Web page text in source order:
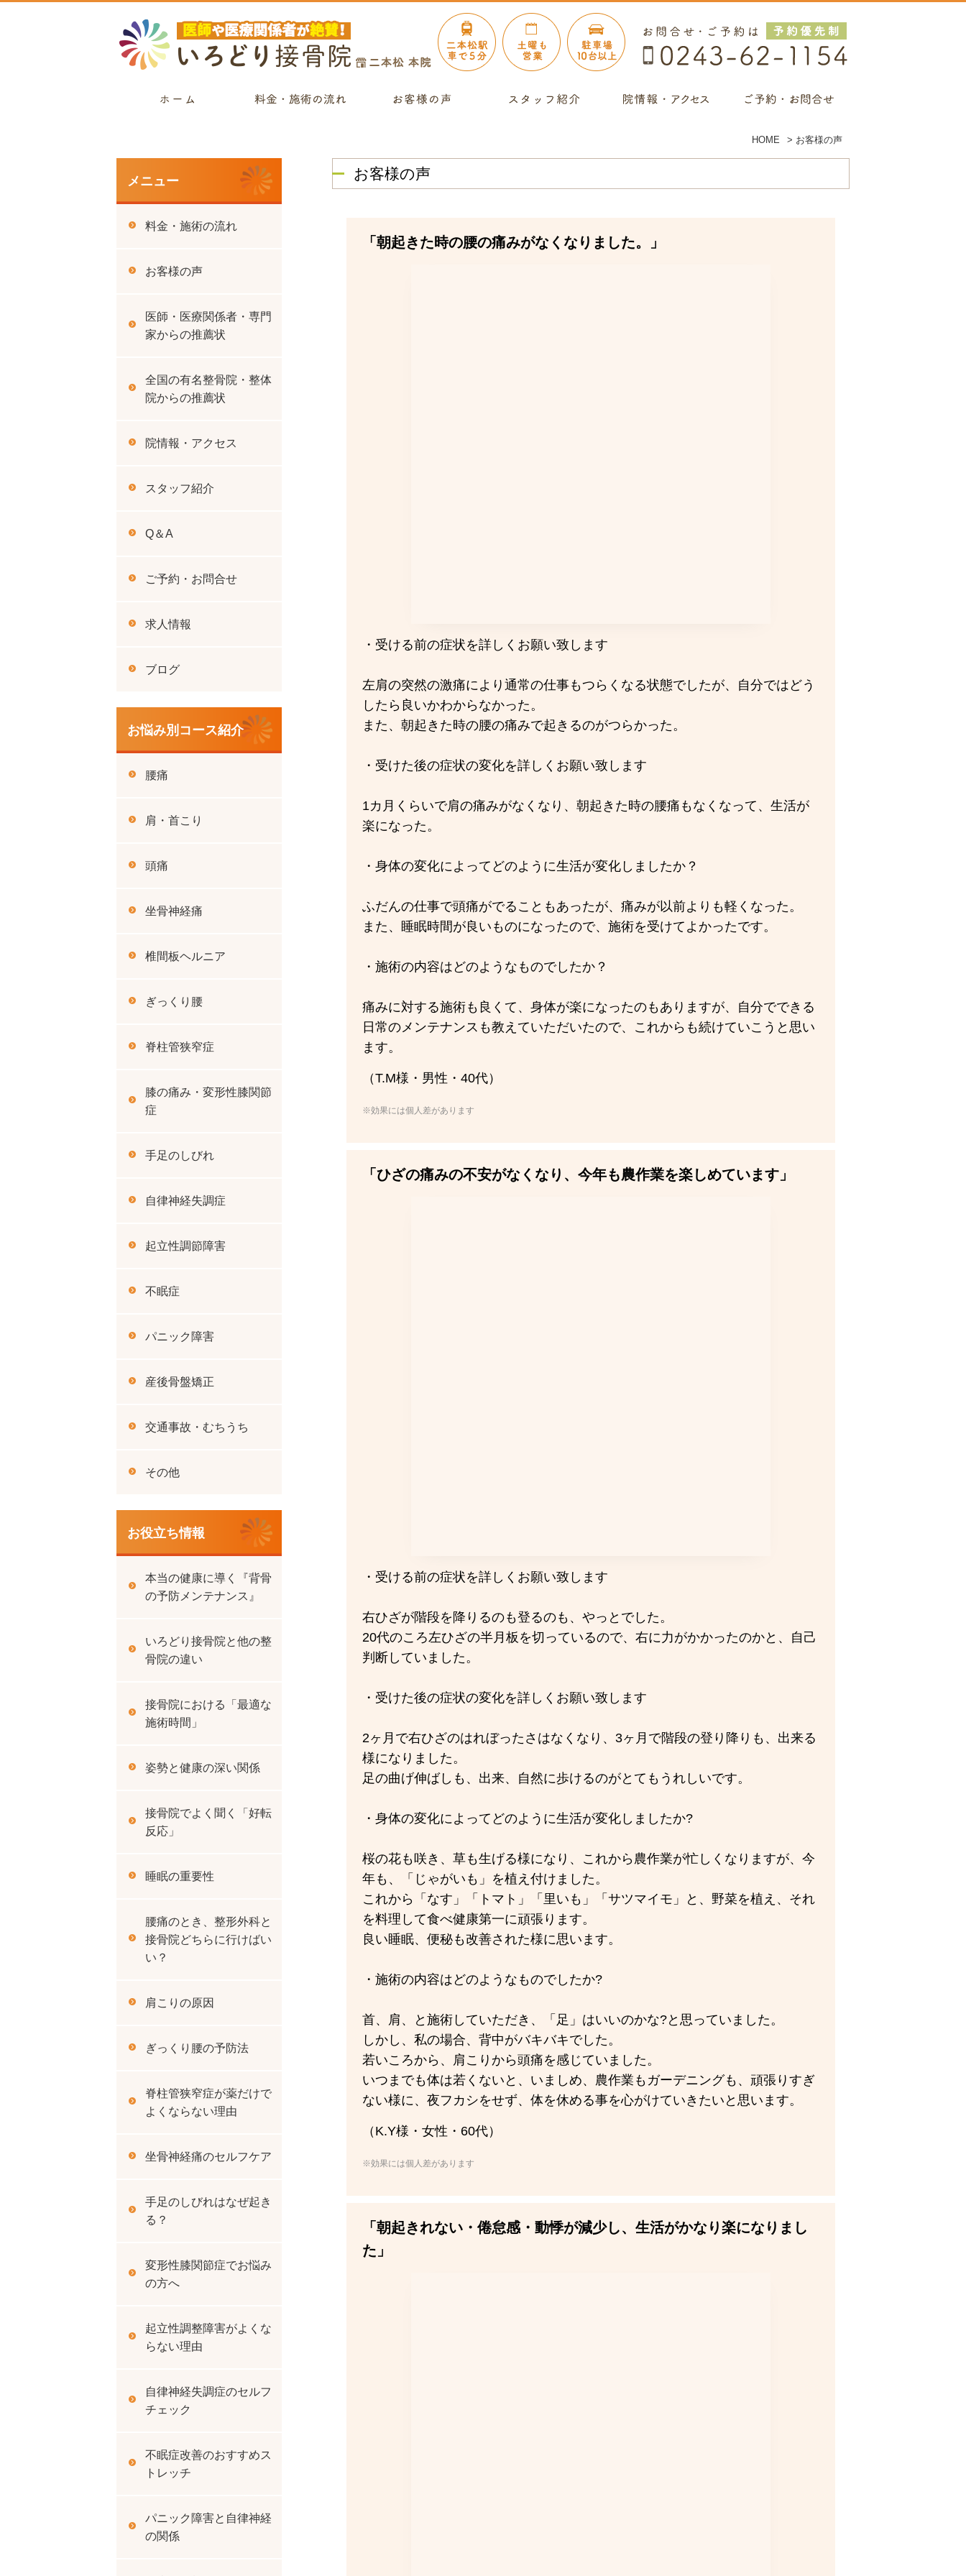
HOME > お客様の声
お客様の声
「朝起きた時の腰の痛みがなくなりました。」
・受ける前の症状を詳しくお願い致します
左肩の突然の激痛により通常の仕事もつらくなる状態でしたが、自分ではどう
したら良いかわからなかった。
また、朝起きた時の腰の痛みで起きるのがつらかった。
・受けた後の症状の変化を詳しくお願い致します
1カ月くらいで肩の痛みがなくなり、朝起きた時の腰痛もなくなって、生活が
楽になった。
・身体の変化によってどのように生活が変化しましたか？
ふだんの仕事で頭痛がでることもあったが、痛みが以前よりも軽くなった。
また、睡眠時間が良いものになったので、施術を受けてよかったです。
・施術の内容はどのようなものでしたか？
痛みに対する施術も良くて、身体が楽になったのもありますが、自分でできる
日常のメンテナンスも教えていただいたので、これからも続けていこうと思い
ます。
（T.M様・男性・40代）
※効果には個人差があります
「ひざの痛みの不安がなくなり、今年も農作業を楽しめています」
・受ける前の症状を詳しくお願い致します
右ひざが階段を降りるのも登るのも、やっとでした。
20代のころ左ひざの半月板を切っているので、右に力がかかったのかと、自己
判断していました。
・受けた後の症状の変化を詳しくお願い致します
2ヶ月で右ひざのはれぼったさはなくなり、3ヶ月で階段の登り降りも、出来る
様になりました。
足の曲げ伸ばしも、出来、自然に歩けるのがとてもうれしいです。
・身体の変化によってどのように生活が変化しましたか?
桜の花も咲き、草も生げる様になり、これから農作業が忙しくなりますが、今
年も、「じゃがいも」を植え付けました。
これから「なす」「トマト」「里いも」「サツマイモ」と、野菜を植え、それ
を料理して食べ健康第一に頑張ります。
良い睡眠、便秘も改善された様に思います。
・施術の内容はどのようなものでしたか?
首、肩、と施術していただき、「足」はいいのかな?と思っていました。
しかし、私の場合、背中がバキバキでした。
若いころから、肩こりから頭痛を感じていました。
いつまでも体は若くないと、いましめ、農作業もガーデニングも、頑張りすぎ
ない様に、夜フカシをせず、体を休める事を心がけていきたいと思います。
（K.Y様・女性・60代）
※効果には個人差があります
「朝起きれない・倦怠感・動悸が減少し、生活がかなり楽になりまし
た」
メニュー
料金・施術の流れ
お客様の声
医師・医療関係者・専門
家からの推薦状
全国の有名整骨院・整体
院からの推薦状
院情報・アクセス
スタッフ紹介
Q＆A
ご予約・お問合せ
求人情報
ブログ
お悩み別コース紹介
腰痛
肩・首こり
頭痛
坐骨神経痛
椎間板ヘルニア
ぎっくり腰
脊柱管狭窄症
膝の痛み・変形性膝関節
症
手足のしびれ
自律神経失調症
起立性調節障害
不眠症
パニック障害
産後骨盤矯正
交通事故・むちうち
その他
お役立ち情報
本当の健康に導く『背骨
の予防メンテナンス』
いろどり接骨院と他の整
骨院の違い
接骨院における「最適な
施術時間」
姿勢と健康の深い関係
接骨院でよく聞く「好転
反応」
睡眠の重要性
腰痛のとき、整形外科と
接骨院どちらに行けばい
い？
肩こりの原因
ぎっくり腰の予防法
脊柱管狭窄症が薬だけで
よくならない理由
坐骨神経痛のセルフケア
手足のしびれはなぜ起き
る？
変形性膝関節症でお悩み
の方へ
起立性調整障害がよくな
らない理由
自律神経失調症のセルフ
チェック
不眠症改善のおすすめス
トレッチ
パニック障害と自律神経
の関係